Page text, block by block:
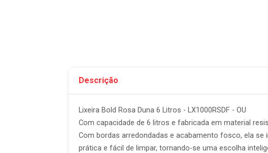
Descrição
Lixeira Bold Rosa Duna 6 Litros - LX1000RSDF - OU
Com capacidade de 6 litros e fabricada em material
Com bordas arredondadas e acabamento fosco, ela se
prática e fácil de limpar, tornando-se uma escolha